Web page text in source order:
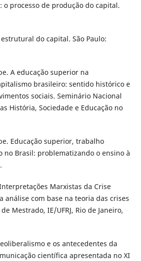
o processo de produção do capital.
estrutural do capital. São Paulo:
A educação superior na
brasileiro: sentido histórico e
sociais. Seminário Nacional
História, Sociedade e Educação no
Educação superior, trabalho
no Brasil: problematizando o ensino à
Marxistas da Crise
análise com base na teoria das crises
Mestrado, IE/UFRJ, Rio de Janeiro,
e os antecedentes da
científica apresentada no XI